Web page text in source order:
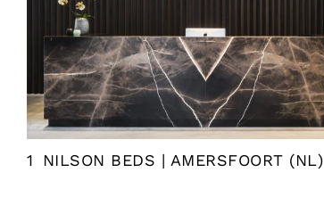
1 NILSON BEDS | AMERSFOORT (NL)